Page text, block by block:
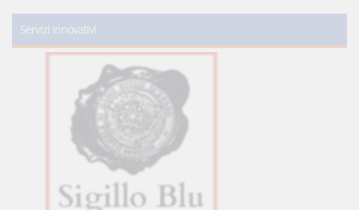
Servizi innovativi